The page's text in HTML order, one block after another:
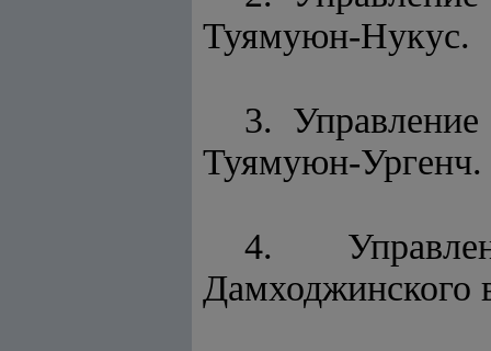
Туямуюн-Нукус.
3. Управление
Туямуюн-Ургенч.
4.
Дамходжинского